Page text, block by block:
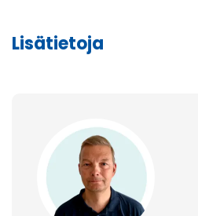
Lisätietoja